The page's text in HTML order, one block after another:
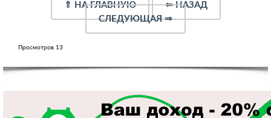
⇑ НА ГЛАВНУЮ ⇐НАЗАД
СЛЕДУЮЩАЯ⇒
Просмотров 13